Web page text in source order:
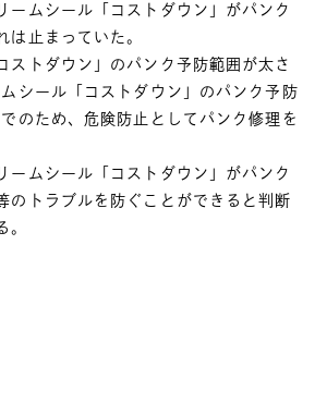
ームシール「コストダウン」がパンク
は止まっていた。
ストダウン」のパンク予防範囲が太さ
シール「コストダウン」のパンク予防
のため、危険防止としてパンク修理を
ームシール「コストダウン」がパンク
のトラブルを防ぐことができると判断
。